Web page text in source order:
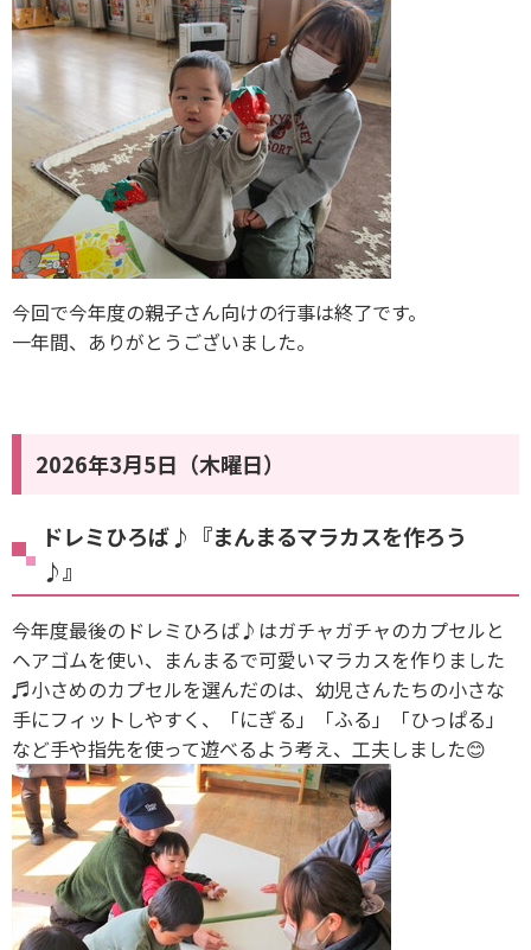
今回で今年度の親子さん向けの行事は終了です。
一年間、ありがとうございました。
2026年3月5日（木曜日）
ドレミひろば♪『まんまるマラカスを作ろう
♪』
今年度最後のドレミひろば♪はガチャガチャのカプセルと
ヘアゴムを使い、まんまるで可愛いマラカスを作りました
♬小さめのカプセルを選んだのは、幼児さんたちの小さな
手にフィットしやすく、「にぎる」「ふる」「ひっぱる」
など手や指先を使って遊べるよう考え、工夫しました😊